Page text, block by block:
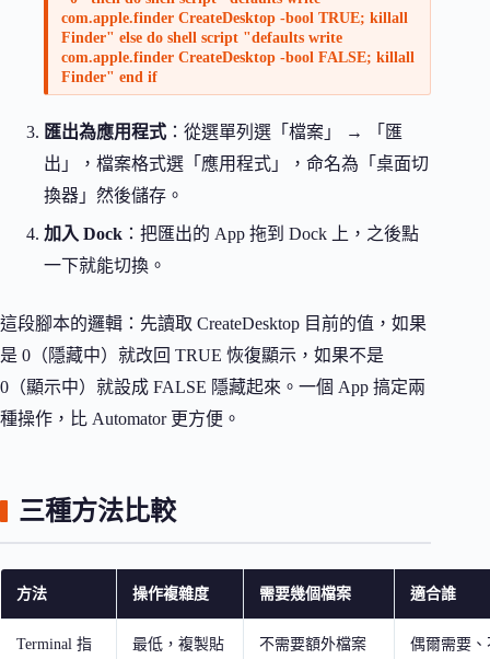
com.apple.finder CreateDesktop -bool TRUE; killall
Finder" else do shell script "defaults write
com.apple.finder CreateDesktop -bool FALSE; killall
Finder" end if
匯出為應用程式 ：從選單列選「檔案」 → 「匯
出」，檔案格式選「應用程式」，命名為「桌面切
換器」然後儲存。
加入 Dock ：把匯出的 App 拖到 Dock 上，之後點
一下就能切換。
這段腳本的邏輯：先讀取 CreateDesktop 目前的值，如果
是 0（隱藏中）就改回 TRUE 恢復顯示，如果不是
0（顯示中）就設成 FALSE 隱藏起來。一個 App 搞定兩
種操作，比 Automator 更方便。
三種方法比較
方法 操作複雜度 需要幾個檔案 適合誰
Terminal 指
最低，複製貼
不需要額外檔案
偶爾需要